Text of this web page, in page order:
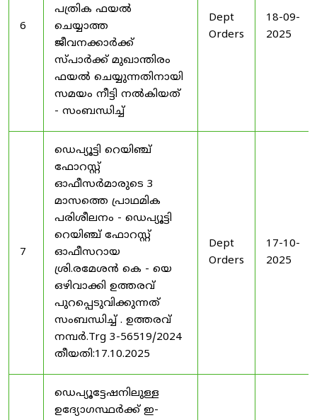
6
പത്രിക ഫയൽ
ചെയ്യാത്ത
ജീവനക്കാർക്ക്
സ്പാർക്ക് മുഖാന്തിരം
ഫയൽ ചെയ്യുന്നതിനായി
സമയം നീട്ടി നൽകിയത്
- സംബന്ധിച്ച്
Dept
Orders
18-09-
2025
7
ഡെപ്യൂട്ടി റെയിഞ്ച്
ഫോറസ്റ്റ്
ഓഫീസർമാരുടെ 3
മാസത്തെ പ്രാഥമിക
പരിശീലനം - ഡെപ്യൂട്ടി
റെയിഞ്ച് ഫോറസ്റ്റ്
ഓഫീസറായ
ശ്രി.രമേശൻ കെ - യെ
ഒഴിവാക്കി ഉത്തരവ്
പുറപ്പെടുവിക്കുന്നത്
സംബന്ധിച്ച് . ഉത്തരവ്
നമ്പർ.Trg 3-56519/2024
തീയതി:17.10.2025
Dept
Orders
17-10-
2025
ഡെപ്യൂട്ടേഷനിലുള്ള
ഉദ്യോഗസ്ഥർക്ക് ഇ-